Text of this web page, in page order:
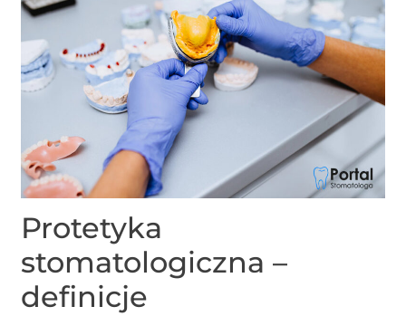
Protetyka
stomatologiczna –
definicje